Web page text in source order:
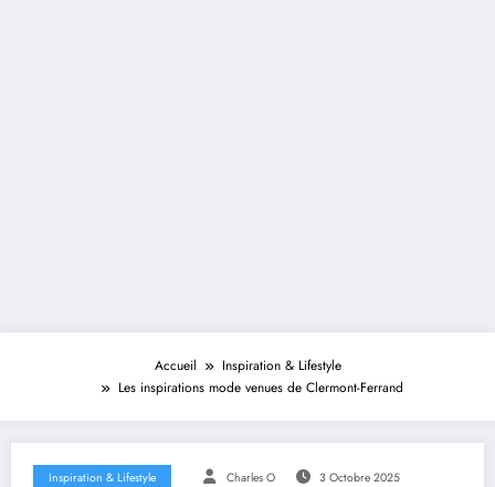
Accueil
Inspiration & Lifestyle
Les inspirations mode venues de Clermont-Ferrand
Inspiration & Lifestyle Charles O 3 Octobre 2025